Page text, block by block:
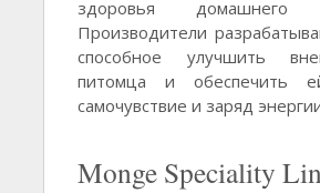
здоровья домашнего
Производители
способное улучшить
питомца и обеспечить
самочувствие и заряд
Monge Speciality